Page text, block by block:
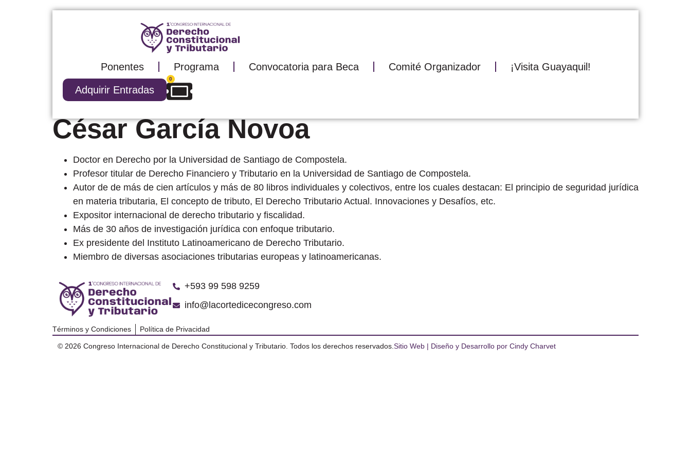
Ponentes Programa Convocatoria para Beca Comité Organizador ¡Visita Guayaquil!
Adquirir Entradas
0
César García Novoa
Doctor en Derecho por la Universidad de Santiago de Compostela.
Profesor titular de Derecho Financiero y Tributario en la Universidad de Santiago de Compostela.
Autor de de más de cien artículos y más de 80 libros individuales y colectivos, entre los cuales destacan: El principio de seguridad jurídica
en materia tributaria, El concepto de tributo, El Derecho Tributario Actual. Innovaciones y Desafíos, etc.
Expositor internacional de derecho tributario y fiscalidad.
Más de 30 años de investigación jurídica con enfoque tributario.
Ex presidente del Instituto Latinoamericano de Derecho Tributario.
Miembro de diversas asociaciones tributarias europeas y latinoamericanas.
‪+593 99 598 9259‬
info@lacortedicecongreso.com
Términos y Condiciones Política de Privacidad
© 2026 Congreso Internacional de Derecho Constitucional y Tributario. Todos los derechos reservados. Sitio Web | Diseño y Desarrollo por Cindy Charvet